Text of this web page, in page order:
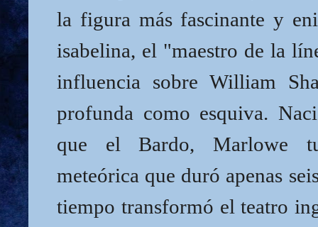
la figura más fascinante y
isabelina, el "maestro de la
influencia sobre William
profunda como esquiva.
que el Bardo, Marlowe
meteórica que duró apenas
tiempo transformó el teatro